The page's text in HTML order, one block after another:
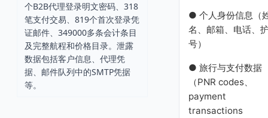
个B2B代理登录明文密码、318
笔支付交易、819个首次登录凭
证邮件、349000多条会计条目
及完整航程和价格目录。泄露
数据包括客户信息、代理凭
据、邮件队列中的SMTP凭据
等。
● 个人身份信息（
名、邮箱、电话、
号）
● 旅行与支付数据
（PNR codes、
payment
transactions